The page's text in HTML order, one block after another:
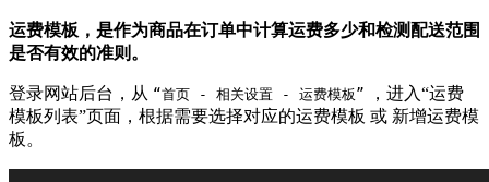
运费模板，是作为商品在订单中计算运费多少和检测配送范围
是否有效的准则。
登录网站后台，从 “首页 - 相关设置 - 运费模板”
，进入“运费
模板列表”页面，根据需要选择对应的运费模板 或 新增运费模
板。